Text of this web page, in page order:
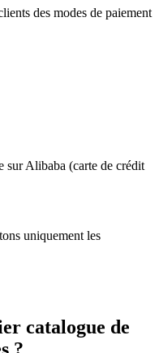
des modes de paiement
sur Alibaba (carte de crédit
uniquement les
catalogue de
?